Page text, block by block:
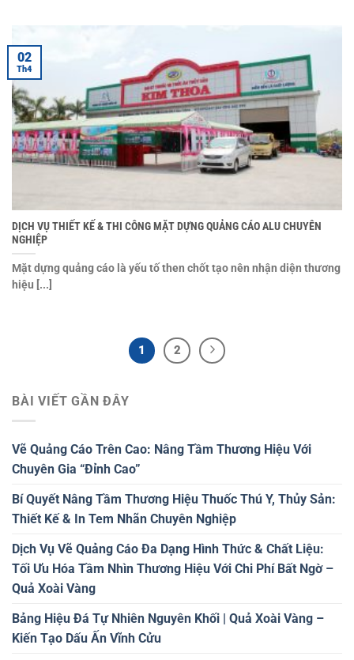
DỊCH VỤ THIẾT KẾ & THI CÔNG MẶT DỰNG QUẢNG CÁO ALU CHUYÊN
NGHIỆP
Mặt dựng quảng cáo là yếu tố then chốt tạo nên nhận diện thương
hiệu [...]
02
Th4
1 2
BÀI VIẾT GẦN ĐÂY
Vẽ Quảng Cáo Trên Cao: Nâng Tầm Thương Hiệu Với
Chuyên Gia “Đỉnh Cao”
Bí Quyết Nâng Tầm Thương Hiệu Thuốc Thú Y, Thủy Sản:
Thiết Kế & In Tem Nhãn Chuyên Nghiệp
Dịch Vụ Vẽ Quảng Cáo Đa Dạng Hình Thức & Chất Liệu:
Tối Ưu Hóa Tầm Nhìn Thương Hiệu Với Chi Phí Bất Ngờ –
Quả Xoài Vàng
Bảng Hiệu Đá Tự Nhiên Nguyên Khối | Quả Xoài Vàng –
Kiến Tạo Dấu Ấn Vĩnh Cửu